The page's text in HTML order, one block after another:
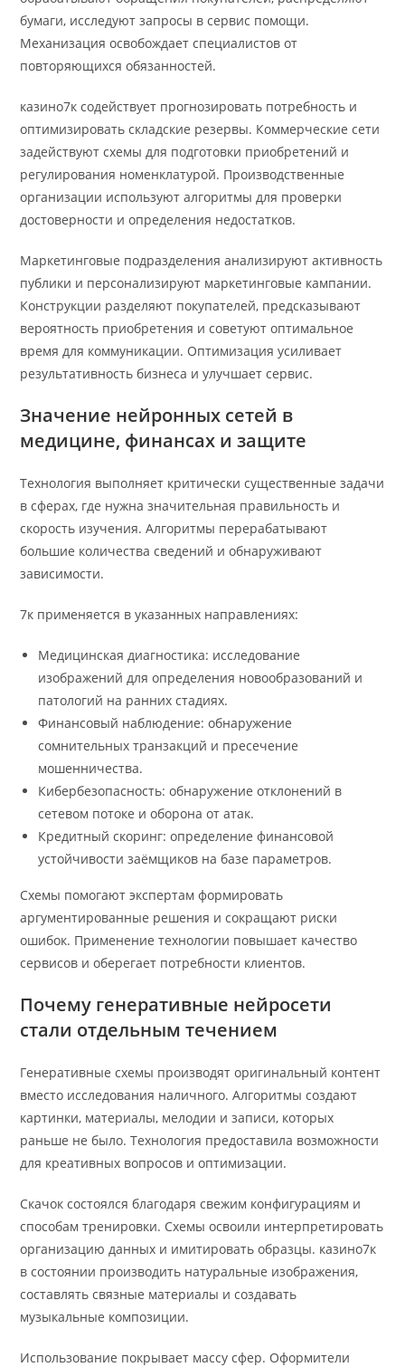
бумаги, исследуют запросы в сервис помощи.
Механизация освобождает специалистов от
повторяющихся обязанностей.
казино7к содействует прогнозировать потребность и
оптимизировать складские резервы. Коммерческие сети
задействуют схемы для подготовки приобретений и
регулирования номенклатурой. Производственные
организации используют алгоритмы для проверки
достоверности и определения недостатков.
Маркетинговые подразделения анализируют активность
публики и персонализируют маркетинговые кампании.
Конструкции разделяют покупателей, предсказывают
вероятность приобретения и советуют оптимальное
время для коммуникации. Оптимизация усиливает
результативность бизнеса и улучшает сервис.
Значение нейронных сетей в
медицине, финансах и защите
Технология выполняет критически существенные задачи
в сферах, где нужна значительная правильность и
скорость изучения. Алгоритмы перерабатывают
большие количества сведений и обнаруживают
зависимости.
7к применяется в указанных направлениях:
Медицинская диагностика: исследование
изображений для определения новообразований и
патологий на ранних стадиях.
Финансовый наблюдение: обнаружение
сомнительных транзакций и пресечение
мошенничества.
Кибербезопасность: обнаружение отклонений в
сетевом потоке и оборона от атак.
Кредитный скоринг: определение финансовой
устойчивости заёмщиков на базе параметров.
Схемы помогают экспертам формировать
аргументированные решения и сокращают риски
ошибок. Применение технологии повышает качество
сервисов и оберегает потребности клиентов.
Почему генеративные нейросети
стали отдельным течением
Генеративные схемы производят оригинальный контент
вместо исследования наличного. Алгоритмы создают
картинки, материалы, мелодии и записи, которых
раньше не было. Технология предоставила возможности
для креативных вопросов и оптимизации.
Скачок состоялся благодаря свежим конфигурациям и
способам тренировки. Схемы освоили интерпретировать
организацию данных и имитировать образцы. казино7к
в состоянии производить натуральные изображения,
составлять связные материалы и создавать
музыкальные композиции.
Использование покрывает массу сфер. Оформители